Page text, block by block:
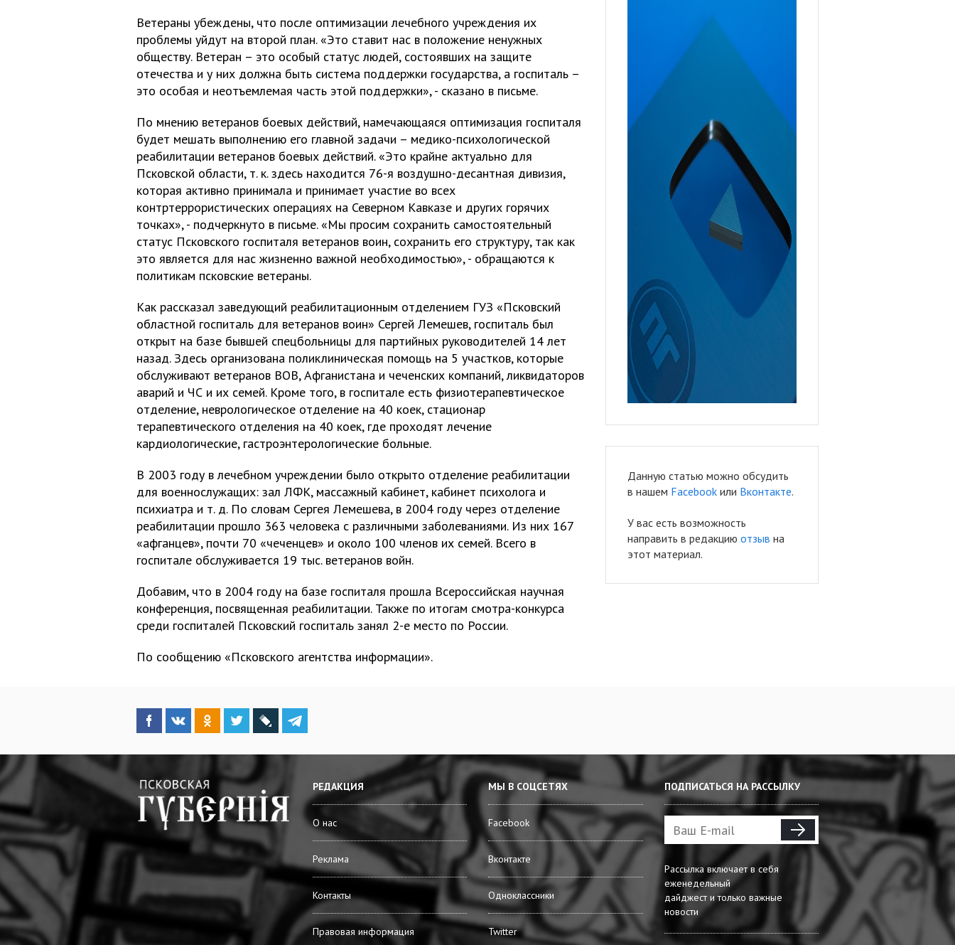
Ветераны убеждены, что после оптимизации лечебного учреждения их
проблемы уйдут на второй план. «Это ставит нас в положение ненужных
обществу. Ветеран – это особый статус людей, состоявших на защите
отечества и у них должна быть система поддержки государства, а госпиталь –
это особая и неотъемлемая часть этой поддержки», - сказано в письме.
По мнению ветеранов боевых действий, намечающаяся оптимизация госпиталя
будет мешать выполнению его главной задачи – медико-психологической
реабилитации ветеранов боевых действий. «Это крайне актуально для
Псковской области, т. к. здесь находится 76-я воздушно-десантная дивизия,
которая активно принимала и принимает участие во всех
контртеррористических операциях на Северном Кавказе и других горячих
точках», - подчеркнуто в письме. «Мы просим сохранить самостоятельный
статус Псковского госпиталя ветеранов воин, сохранить его структуру, так как
это является для нас жизненно важной необходимостью», - обращаются к
политикам псковские ветераны.
Как рассказал заведующий реабилитационным отделением ГУЗ «Псковский
областной госпиталь для ветеранов воин» Сергей Лемешев, госпиталь был
открыт на базе бывшей спецбольницы для партийных руководителей 14 лет
назад. Здесь организована поликлиническая помощь на 5 участков, которые
обслуживают ветеранов ВОВ, Афганистана и чеченских компаний, ликвидаторов
аварий и ЧС и их семей. Кроме того, в госпитале есть физиотерапевтическое
отделение, неврологическое отделение на 40 коек, стационар
терапевтического отделения на 40 коек, где проходят лечение
кардиологические, гастроэнтерологические больные.
В 2003 году в лечебном учреждении было открыто отделение реабилитации
для военнослужащих: зал ЛФК, массажный кабинет, кабинет психолога и
психиатра и т. д. По словам Сергея Лемешева, в 2004 году через отделение
реабилитации прошло 363 человека с различными заболеваниями. Из них 167
«афганцев», почти 70 «чеченцев» и около 100 членов их семей. Всего в
госпитале обслуживается 19 тыс. ветеранов войн.
Добавим, что в 2004 году на базе госпиталя прошла Всероссийская научная
конференция, посвященная реабилитации. Также по итогам смотра-конкурса
среди госпиталей Псковский госпиталь занял 2-е место по России.
По сообщению «Псковского агентства информации».
Данную статью можно обсудить
в нашем Facebook или Вконтакте.
У вас есть возможность
направить в редакцию отзыв на
этот материал.
РЕДАКЦИЯ
О нас
Реклама
Контакты
Правовая информация
МЫ В СОЦСЕТЯХ
Facebook
Вконтакте
Одноклассники
Twitter
ПОДПИСАТЬСЯ НА РАССЫЛКУ
Рассылка включает в себя
еженедельный
дайджест и только важные
новости